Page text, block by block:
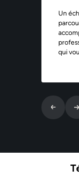
Un
qui